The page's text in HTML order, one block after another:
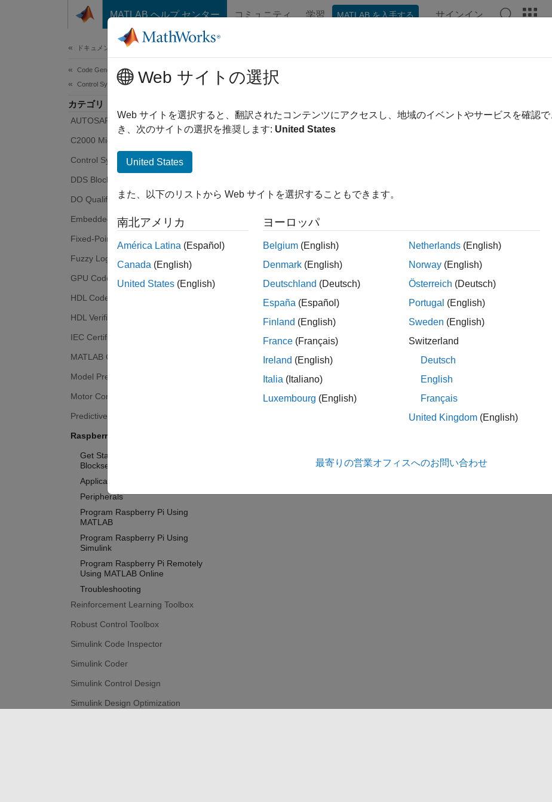
コンテンツへスキップ
MATLAB ヘルプ センター コミュニティ 学習 MATLAB を入手する サインイン
ドキュメンテーションのホーム
Code Generation
Control Systems
カテゴリ
AUTOSAR Blockset
C2000 Microcontroller Blockset
Control System Toolbox
DDS Blockset
DO Qualification Kit
Embedded Coder
Fixed-Point Designer
Fuzzy Logic Toolbox
GPU Coder
HDL Coder
HDL Verifier
IEC Certification Kit
MATLAB Coder
Model Predictive Control Toolbox
Motor Control Blockset
Predictive Maintenance Toolbox
Raspberry Pi Blockset
Get Started with Raspberry Pi
Blockset
Applications
Peripherals
Program Raspberry Pi Using
MATLAB
Program Raspberry Pi Using
Simulink
Program Raspberry Pi Remotely
Using MATLAB Online
Troubleshooting
Reinforcement Learning Toolbox
Robust Control Toolbox
Simulink Code Inspector
Simulink Coder
Simulink Control Design
Simulink Design Optimization
Web サイトの選択
Web サイトを選択すると、翻訳されたコンテンツにアクセスし、地域のイベントやサービスを確認
き、次のサイトの選択を推奨します: United States
United States
また、以下のリストから Web サイトを選択することもできます。
南北アメリカ
América Latina (Español)
Canada (English)
United States (English)
ヨーロッパ
Belgium (English)
Denmark (English)
Deutschland (Deutsch)
España (Español)
Finland (English)
France (Français)
Ireland (English)
Italia (Italiano)
Luxembourg (English)
Netherlands (English)
Norway (English)
Österreich (Deutsch)
Portugal (English)
Sweden (English)
Switzerland
Deutsch
English
Français
United Kingdom (English)
最寄りの営業オフィスへのお問い合わせ